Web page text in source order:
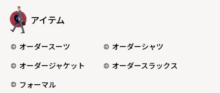
アイテム
オーダースーツ
オーダーシャツ
オーダージャケット
オーダースラックス
フォーマル